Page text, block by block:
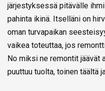
järjestyksessä pitävälle
pahinta ikinä. Itselläni on
oman turvapaikan
vaikea toteuttaa, jos
No miksi ne remontit jäävät
puuttuu tuolta, toinen täältä